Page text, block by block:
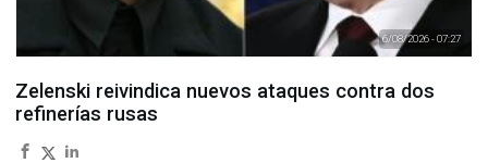
6/08/2026 - 07:27
Zelenski reivindica nuevos ataques contra dos
refinerías rusas